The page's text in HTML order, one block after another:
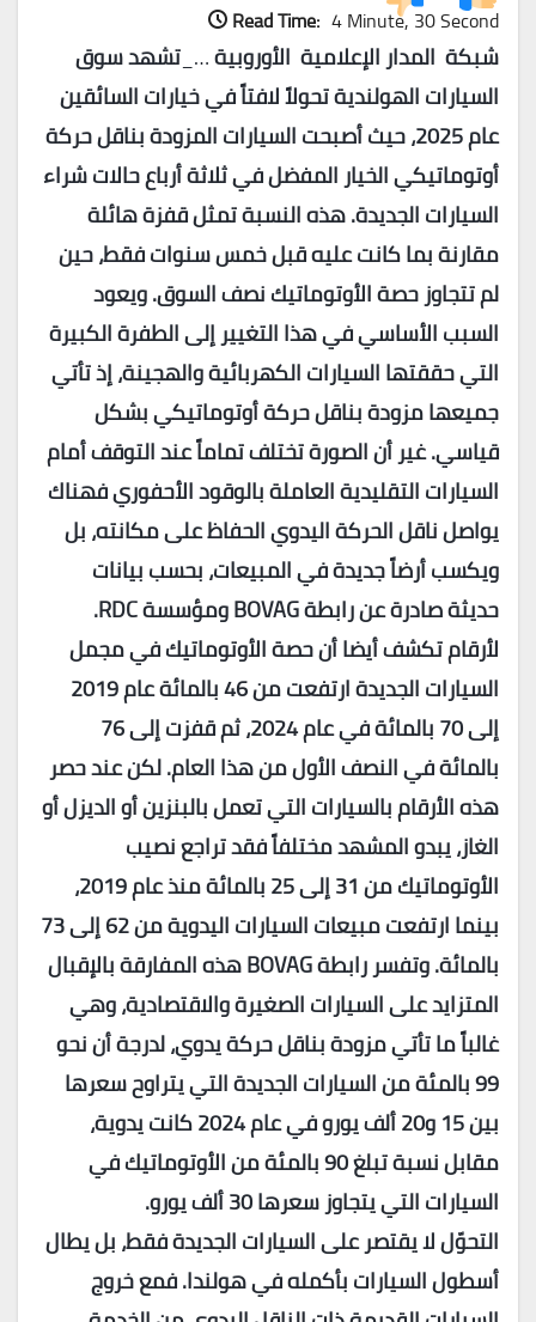
Read Time: 4 Minute, 30 Second
شبكة المدار الإعلامية الأوروبية…_ تشهد سوق
السيارات الهولندية تحولاً لافتاً في خيارات السائقين
عام 2025، حيث أصبحت السيارات المزودة بناقل حركة
أوتوماتيكي الخيار المفضل في ثلاثة أرباع حالات شراء
السيارات الجديدة. هذه النسبة تمثل قفزة هائلة
مقارنة بما كانت عليه قبل خمس سنوات فقط، حين
لم تتجاوز حصة الأوتوماتيك نصف السوق. ويعود
السبب الأساسي في هذا التغيير إلى الطفرة الكبيرة
التي حققتها السيارات الكهربائية والهجينة، إذ تأتي
جميعها مزودة بناقل حركة أوتوماتيكي بشكل
قياسي. غير أن الصورة تختلف تماماً عند التوقف أمام
السيارات التقليدية العاملة بالوقود الأحفوري فهناك
يواصل ناقل الحركة اليدوي الحفاظ على مكانته، بل
ويكسب أرضاً جديدة في المبيعات، بحسب بيانات
حديثة صادرة عن رابطةBOVAGومؤسسةRDC
.
لأرقام تكشف أيضا أن حصة الأوتوماتيك في مجمل
السيارات الجديدة ارتفعت من 46 بالمائة عام 2019
إلى 70 بالمائة في عام 2024، ثم قفزت إلى 76
بالمائة في النصف الأول من هذا العام. لكن عند حصر
هذه الأرقام بالسيارات التي تعمل بالبنزين أو الديزل أو
الغاز، يبدو المشهد مختلفاً فقد تراجع نصيب
الأوتوماتيك من 31 إلى 25 بالمائة منذ عام 2019،
بينما ارتفعت مبيعات السيارات اليدوية من 62 إلى 73
بالمائة. وتفسر رابطةBOVAGهذه المفارقة بالإقبال
المتزايد على السيارات الصغيرة والاقتصادية، وهي
غالباً ما تأتي مزودة بناقل حركة يدوي، لدرجة أن نحو
99 بالمئة من السيارات الجديدة التي يتراوح سعرها
بين 15 و20 ألف يورو في عام 2024 كانت يدوية،
مقابل نسبة تبلغ 90 بالمئة من الأوتوماتيك في
السيارات التي يتجاوز سعرها 30 ألف يورو.
التحوّل لا يقتصر على السيارات الجديدة فقط، بل يطال
أسطول السيارات بأكمله في هولندا. فمع خروج